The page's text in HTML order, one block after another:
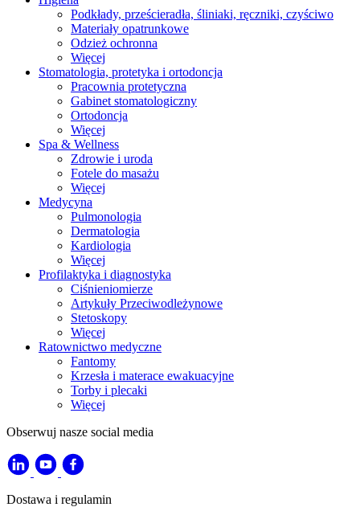
Podkłady, prześcieradła, śliniaki, ręczniki, czyściwo
Materiały opatrunkowe
Odzież ochronna
Więcej
Stomatologia, protetyka i ortodoncja
Pracownia protetyczna
Gabinet stomatologiczny
Ortodoncja
Więcej
Spa & Wellness
Zdrowie i uroda
Fotele do masażu
Więcej
Medycyna
Pulmonologia
Dermatologia
Kardiologia
Więcej
Profilaktyka i diagnostyka
Ciśnieniomierze
Artykuły Przeciwodleżynowe
Stetoskopy
Więcej
Ratownictwo medyczne
Fantomy
Krzesła i materace ewakuacyjne
Torby i plecaki
Więcej
Obserwuj nasze social media
Dostawa i regulamin